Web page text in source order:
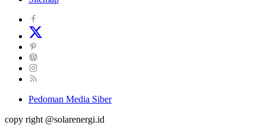
Pedoman Media Siber
copy right @solarenergi.id